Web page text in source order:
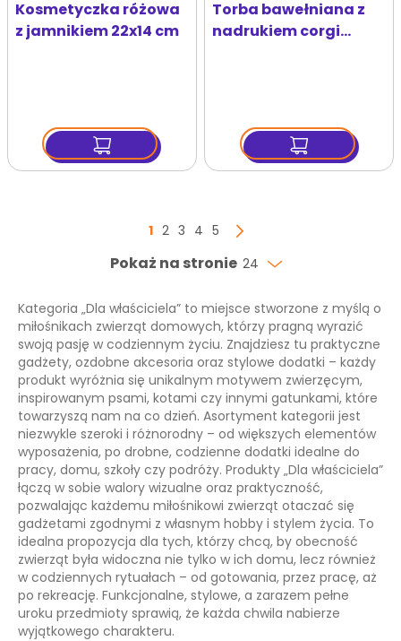
Kosmetyczka różowa
z jamnikiem 22x14 cm
Torba bawełniana z
nadrukiem corgi
Strona
Aktualnie czytasz stronę
1 Strona
2 Strona
3 Strona
4 Strona
5
Pokaż na stronie 24
Kategoria „Dla właściciela” to miejsce stworzone z myślą o
miłośnikach zwierząt domowych, którzy pragną wyrazić
swoją pasję w codziennym życiu. Znajdziesz tu praktyczne
gadżety, ozdobne akcesoria oraz stylowe dodatki – każdy
produkt wyróżnia się unikalnym motywem zwierzęcym,
inspirowanym psami, kotami czy innymi gatunkami, które
towarzyszą nam na co dzień. Asortyment kategorii jest
niezwykle szeroki i różnorodny – od większych elementów
wyposażenia, po drobne, codzienne dodatki idealne do
pracy, domu, szkoły czy podróży. Produkty „Dla właściciela”
łączą w sobie walory wizualne oraz praktyczność,
pozwalając każdemu miłośnikowi zwierząt otaczać się
gadżetami zgodnymi z własnym hobby i stylem życia. To
idealna propozycja dla tych, którzy chcą, by obecność
zwierząt była widoczna nie tylko w ich domu, lecz również
w codziennych rytuałach – od gotowania, przez pracę, aż
po rekreację. Funkcjonalne, stylowe, a zarazem pełne
uroku przedmioty sprawią, że każda chwila nabierze
wyjątkowego charakteru.